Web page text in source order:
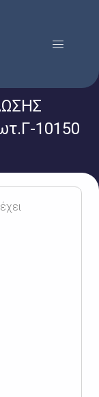
Menu
10150